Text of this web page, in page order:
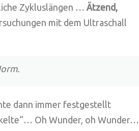
Zykluslängen … Ätzend,
mit dem Ultraschall
dann immer festgestellt
Oh Wunder, oh Wunder…